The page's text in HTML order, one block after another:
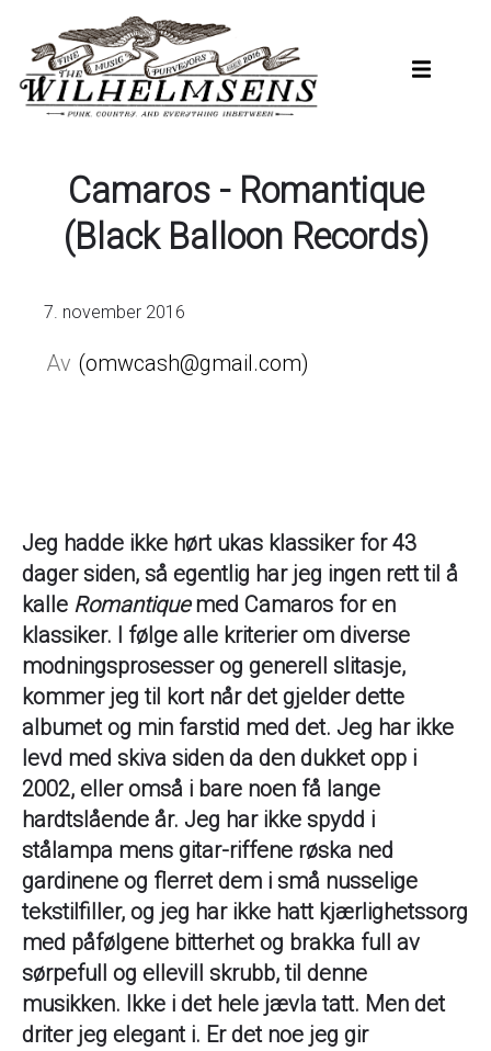
hovedinnhold
Camaros - Romantique
(Black Balloon Records)
7. november 2016
omwcash@gmail.com
Jeg hadde ikke hørt ukas klassiker for 43
dager siden, så egentlig har jeg ingen rett til å
kalle Romantiquemed Camaros for en
klassiker. I følge alle kriterier om diverse
modningsprosesser og generell slitasje,
kommer jeg til kort når det gjelder dette
albumet og min farstid med det. Jeg har ikke
levd med skiva siden da den dukket opp i
2002, eller omså i bare noen få lange
hardtslående år. Jeg har ikke spydd i
stålampa mens gitar-riffene røska ned
gardinene og flerret dem i små nusselige
tekstilfiller, og jeg har ikke hatt kjærlighetssorg
med påfølgene bitterhet og brakka full av
sørpefull og ellevill skrubb, til denne
musikken. Ikke i det hele jævla tatt. Men det
driter jeg elegant i. Er det noe jeg gir